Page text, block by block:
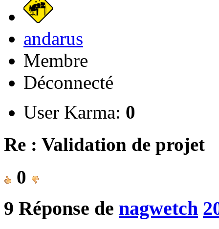
andarus
Membre
Déconnecté
User Karma: 0
Re : Validation de projet
0
9 Réponse de nagwetch